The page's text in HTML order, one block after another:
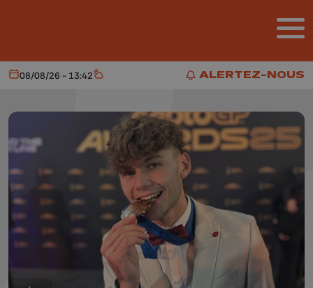
ALERTEZ-NOUS
ALERTEZ-NOUS
Aujourd'hui
08/08/26 - 13:42 Météo